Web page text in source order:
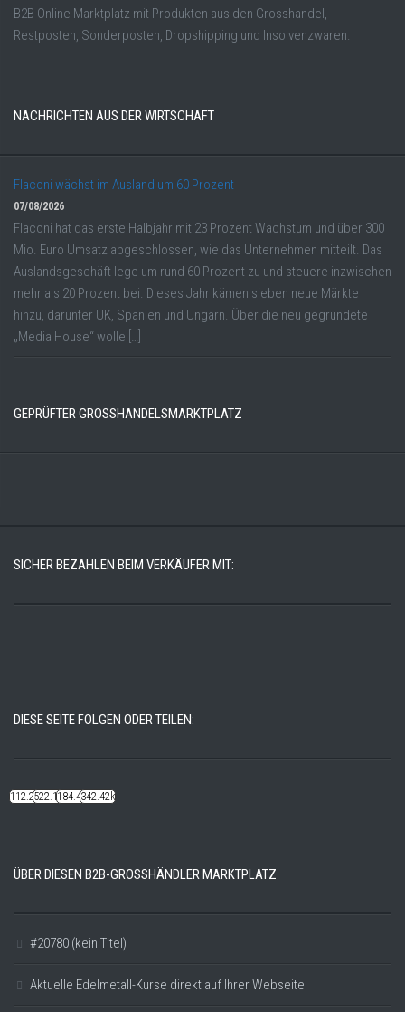
B2B Online Marktplatz mit Produkten aus den Grosshandel,
Restposten, Sonderposten, Dropshipping und Insolvenzwaren.
NACHRICHTEN AUS DER WIRTSCHAFT
Flaconi wächst im Ausland um 60 Prozent
07/08/2026
Flaconi hat das erste Halbjahr mit 23 Prozent Wachstum und über 300
Mio. Euro Umsatz abgeschlossen, wie das Unternehmen mitteilt. Das
Auslandsgeschäft lege um rund 60 Prozent zu und steuere inzwischen
mehr als 20 Prozent bei. Dieses Jahr kämen sieben neue Märkte
hinzu, darunter UK, Spanien und Ungarn. Über die neu gegründete
„Media House“ wolle […]
GEPRÜFTER GROSSHANDELSMARKTPLATZ
SICHER BEZAHLEN BEIM VERKÄUFER MIT:
DIESE SEITE FOLGEN ODER TEILEN:
112.22k522.14k184.48k342.42k
ÜBER DIESEN B2B-GROSSHÄNDLER MARKTPLATZ
#20780 (kein Titel)
Aktuelle Edelmetall-Kurse direkt auf Ihrer Webseite